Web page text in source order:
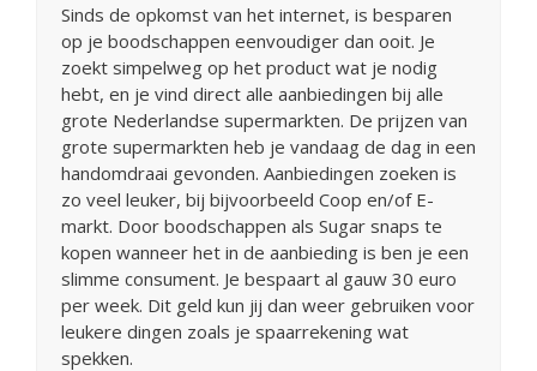
Sinds de opkomst van het internet, is besparen
op je boodschappen eenvoudiger dan ooit. Je
zoekt simpelweg op het product wat je nodig
hebt, en je vind direct alle aanbiedingen bij alle
grote Nederlandse supermarkten. De prijzen van
grote supermarkten heb je vandaag de dag in een
handomdraai gevonden. Aanbiedingen zoeken is
zo veel leuker, bij bijvoorbeeld Coop en/of E-
markt. Door boodschappen als Sugar snaps te
kopen wanneer het in de aanbieding is ben je een
slimme consument. Je bespaart al gauw 30 euro
per week. Dit geld kun jij dan weer gebruiken voor
leukere dingen zoals je spaarrekening wat
spekken.